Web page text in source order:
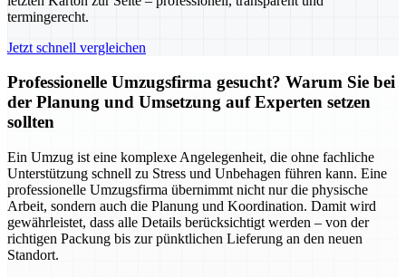
termingerecht.
Jetzt schnell vergleichen
Professionelle Umzugsfirma gesucht? Warum Sie bei
der Planung und Umsetzung auf Experten setzen
sollten
Ein Umzug ist eine komplexe Angelegenheit, die ohne fachliche
Unterstützung schnell zu Stress und Unbehagen führen kann. Eine
professionelle Umzugsfirma übernimmt nicht nur die physische
Arbeit, sondern auch die Planung und Koordination. Damit wird
gewährleistet, dass alle Details berücksichtigt werden – von der
richtigen Packung bis zur pünktlichen Lieferung an den neuen
Standort.